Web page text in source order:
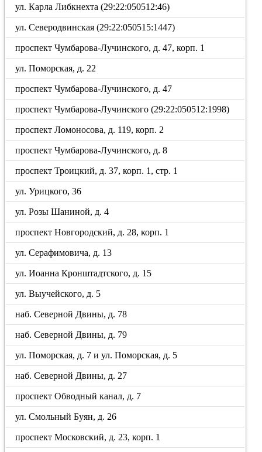
ул. Карла Либкнехта (29:22:050512:46)
ул. Северодвинская (29:22:050515:1447)
проспект Чумбарова-Лучинского, д. 47, корп. 1
ул. Поморская, д. 22
проспект Чумбарова-Лучинского, д. 47
проспект Чумбарова-Лучинского (29:22:050512:1998)
проспект Ломоносова, д. 119, корп. 2
проспект Чумбарова-Лучинского, д. 8
проспект Троицкий, д. 37, корп. 1, стр. 1
ул. Урицкого, 36
ул. Розы Шаниной, д. 4
проспект Новгородский, д. 28, корп. 1
ул. Серафимовича, д. 13
ул. Иоанна Кронштадтского, д. 15
ул. Выучейского, д. 5
наб. Северной Двины, д. 78
наб. Северной Двины, д. 79
ул. Поморская, д. 7 и ул. Поморская, д. 5
наб. Северной Двины, д. 27
проспект Обводный канал, д. 7
ул. Смольный Буян, д. 26
проспект Московский, д. 23, корп. 1